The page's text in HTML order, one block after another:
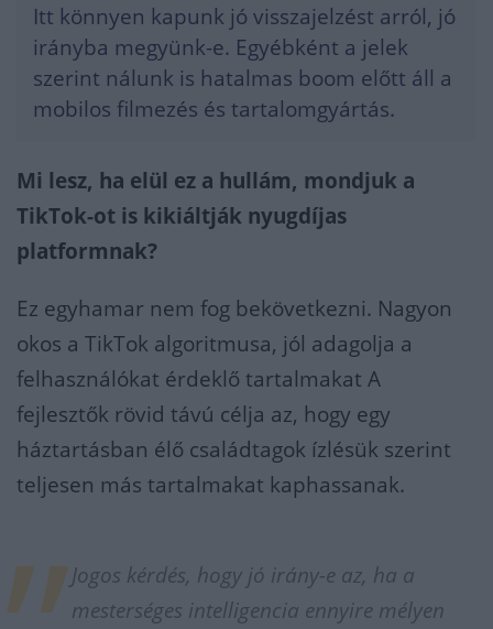
Itt könnyen kapunk jó visszajelzést arról, jó
irányba megyünk-e. Egyébként a jelek
szerint nálunk is hatalmas boom előtt áll a
mobilos filmezés és tartalomgyártás.
Mi lesz, ha elül ez a hullám, mondjuk a
TikTok-ot is kikiáltják nyugdíjas
platformnak?
Ez egyhamar nem fog bekövetkezni. Nagyon
okos a TikTok algoritmusa, jól adagolja a
felhasználókat érdeklő tartalmakat A
fejlesztők rövid távú célja az, hogy egy
háztartásban élő családtagok ízlésük szerint
teljesen más tartalmakat kaphassanak.
Jogos kérdés, hogy jó irány-e az, ha a
mesterséges intelligencia ennyire mélyen